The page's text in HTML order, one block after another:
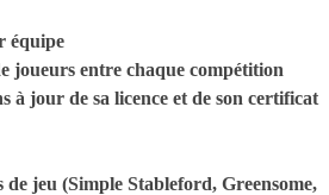
équipe
joueurs entre chaque compétition
à jour de sa licence et de son certificat
de jeu (Simple Stableford, Greensome,